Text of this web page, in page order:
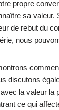
propre
sa valeur.
de rebut du
nous
discutons
la valeur la
ce qui